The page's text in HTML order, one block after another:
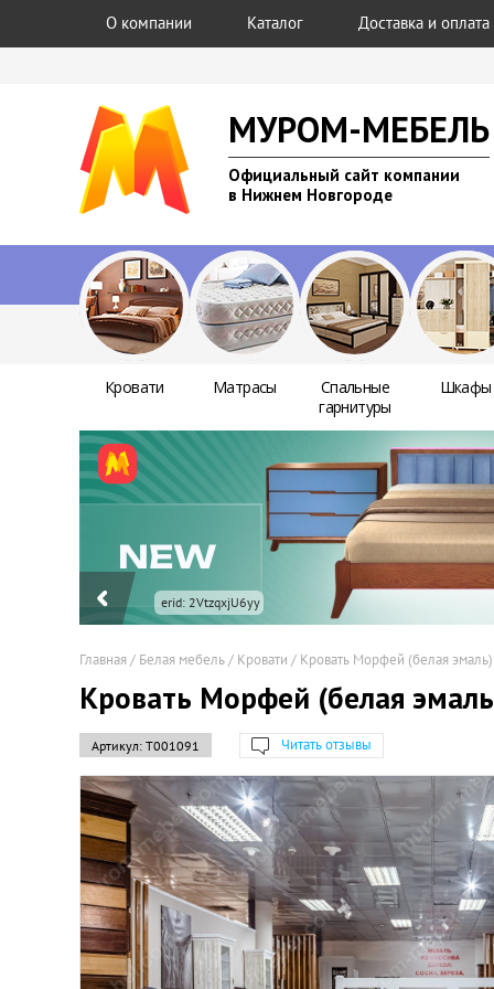
О компании Каталог Доставка и оплата
МУРОМ-МЕБЕЛЬ
Официальный сайт компании
в Нижнем Новгороде
Кровати Матрасы
Спальные
гарнитуры
Шкафы
erid: 2VtzqxjU6yy
Главная/ Белая мебель/ Кровати / Кровать Морфей (белая эмаль)
Кровать Морфей (белая
Артикул: Т001091 Читать отзывы